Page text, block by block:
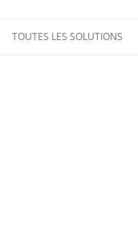
TOUTES LES SOLUTIONS